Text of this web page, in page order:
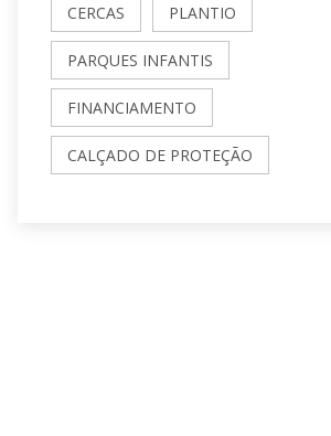
CERCAS PLANTIO
PARQUES INFANTIS
FINANCIAMENTO
CALÇADO DE PROTEÇÃO